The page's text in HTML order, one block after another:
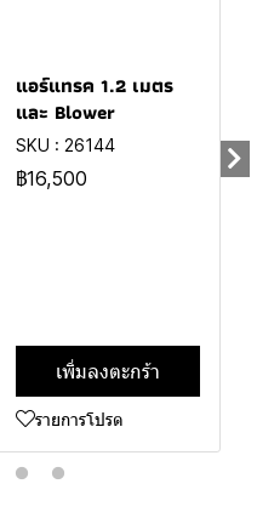
แอร์แทรค 1.2 เมตร
และ Blower
SKU : 26144
฿16,500
เพิ่มลงตะกร้า
รายการโปรด